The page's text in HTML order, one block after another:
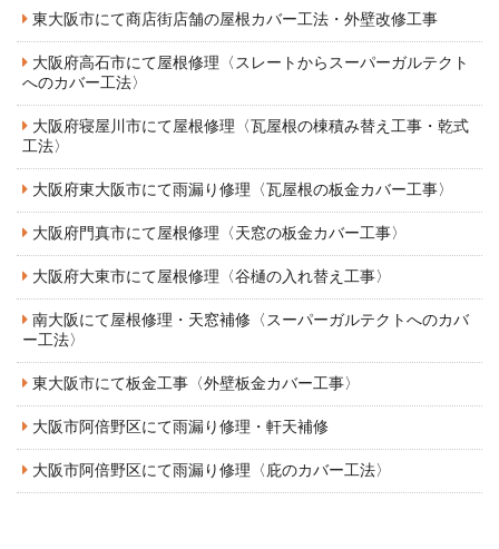
東大阪市にて商店街店舗の屋根カバー工法・外壁改修工事
大阪府高石市にて屋根修理〈スレートからスーパーガルテクト
へのカバー工法〉
大阪府寝屋川市にて屋根修理〈瓦屋根の棟積み替え工事・乾式
工法〉
大阪府東大阪市にて雨漏り修理〈瓦屋根の板金カバー工事〉
大阪府門真市にて屋根修理〈天窓の板金カバー工事〉
大阪府大東市にて屋根修理〈谷樋の入れ替え工事〉
南大阪にて屋根修理・天窓補修〈スーパーガルテクトへのカバ
ー工法〉
東大阪市にて板金工事〈外壁板金カバー工事〉
大阪市阿倍野区にて雨漏り修理・軒天補修
大阪市阿倍野区にて雨漏り修理〈庇のカバー工法〉